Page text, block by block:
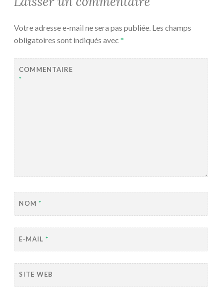
Votre adresse e-mail ne sera pas publiée. Les champs
obligatoires sont indiqués avec *
COMMENTAIRE
*
NOM *
E-MAIL *
SITE WEB